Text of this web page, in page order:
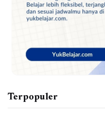
Terpopuler